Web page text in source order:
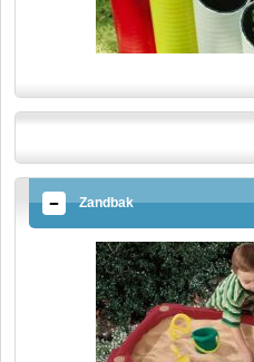
Zandbak